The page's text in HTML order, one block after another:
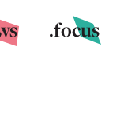
.focus